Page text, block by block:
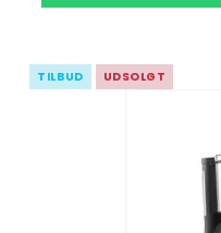
TILBUD UDSOLGT